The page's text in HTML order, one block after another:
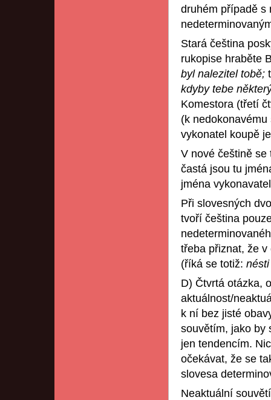
druhém případě s
Stará čeština
rukopise hraběte
byl nalezitel tobě;
kdyby tebe
Komestora (třetí
(k
vykonatel koupě
V nové češtině se
častá jsou tu
jména
Při slovesných
tvoří čeština
třeba přiznat, že
(říká se totiž:
D) Čtvrtá otázka,
aktuálnost/
k ní bez jisté
souvětím, jako by
jen tendencím.
očekávat, že se
slovesa
Neaktuální